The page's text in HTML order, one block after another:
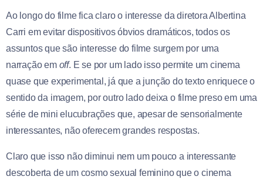
Ao longo do filme fica claro o interesse da diretora Albertina
Carri em evitar dispositivos óbvios dramáticos, todos os
assuntos que são interesse do filme surgem por uma
narração em off. E se por um lado isso permite um cinema
quase que experimental, já que a junção do texto enriquece o
sentido da imagem, por outro lado deixa o filme preso em uma
série de mini elucubrações que, apesar de sensorialmente
interessantes, não oferecem grandes respostas.
Claro que isso não diminui nem um pouco a interessante
descoberta de um cosmo sexual feminino que o cinema